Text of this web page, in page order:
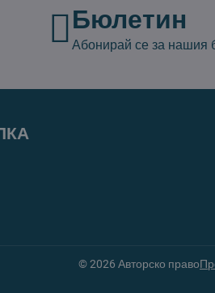
Бюлетин
Абонирай се за нашия
©2026 Авторско право